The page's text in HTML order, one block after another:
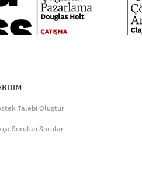
Talebi Oluştur
Sorulan Sorular